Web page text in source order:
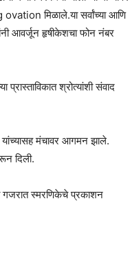
मिळाले.या सर्वांच्या आणि
आवर्जून हृषीकेशचा फोन नंबर
श्रोत्यांशी संवाद
मंचावर आगमन झाले.
दिली.
गजरात स्मरणिकेचे प्रकाशन